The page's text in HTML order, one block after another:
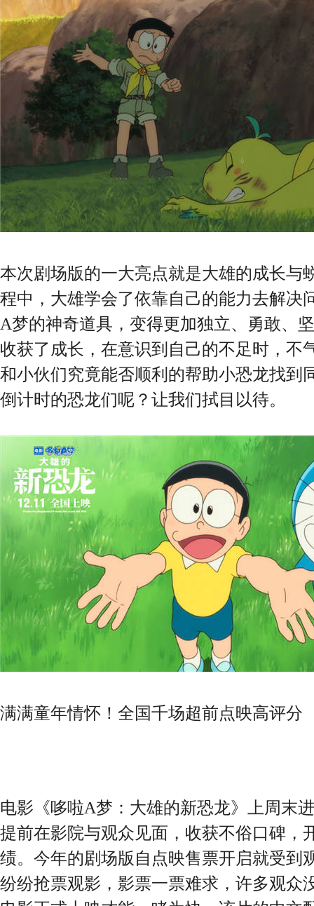
本次剧场版的一大亮点就是大雄的成长与
程中，大雄学会了依靠自己的能力去解决
A梦的神奇道具，变得更加独立、勇敢、
收获了成长，在意识到自己的不足时，不
和小伙们究竟能否顺利的帮助小恐龙找到
倒计时的恐龙们呢？让我们拭目以待。
满满童年情怀！全国千场超前点映高评分
电影《哆啦A梦：大雄的新恐龙》上周末
提前在影院与观众见面，收获不俗口碑，
绩。今年的剧场版自点映售票开启就受到
纷纷抢票观影，影票一票难求，许多观众